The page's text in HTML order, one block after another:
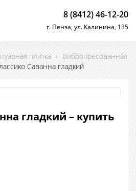
8 (8412) 46-12-20
г. Пенза, ул. Калинина, 135
плитка › Вибропресованная
Саванна гладкий
гладкий – купить